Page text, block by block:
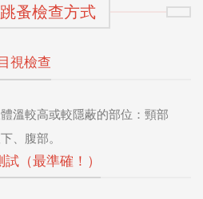
蚤檢查方式
視檢查
溫較高或較隱蔽的部位：頸部
、腹部。
（最準確！）